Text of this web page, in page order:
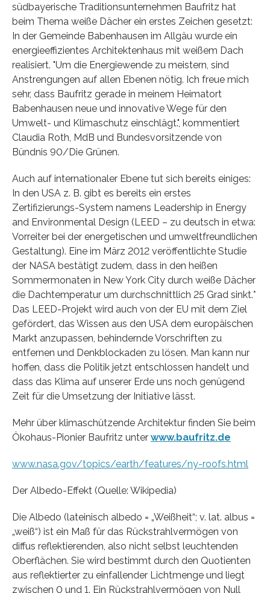
südbayerische Traditionsunternehmen Baufritz hat
beim Thema weiße Dächer ein erstes Zeichen gesetzt:
In der Gemeinde Babenhausen im Allgäu wurde ein
energieeffizientes Architektenhaus mit weißem Dach
realisiert. "Um die Energiewende zu meistern, sind
Anstrengungen auf allen Ebenen nötig. Ich freue mich
sehr, dass Baufritz gerade in meinem Heimatort
Babenhausen neue und innovative Wege für den
Umwelt- und Klimaschutz einschlägt.", kommentiert
Claudia Roth, MdB und Bundesvorsitzende von
Bündnis 90/Die Grünen.
Auch auf internationaler Ebene tut sich bereits einiges:
In den USA z. B. gibt es bereits ein erstes
Zertifizierungs-System namens Leadership in Energy
and Environmental Design (LEED – zu deutsch in etwa:
Vorreiter bei der energetischen und umweltfreundlichen
Gestaltung). Eine im März 2012 veröffentlichte Studie
der NASA bestätigt zudem, dass in den heißen
Sommermonaten in New York City durch weiße Dächer
die Dachtemperatur um durchschnittlich 25 Grad sinkt.*
Das LEED-Projekt wird auch von der EU mit dem Ziel
gefördert, das Wissen aus den USA dem europäischen
Markt anzupassen, behindernde Vorschriften zu
entfernen und Denkblockaden zu lösen. Man kann nur
hoffen, dass die Politik jetzt entschlossen handelt und
dass das Klima auf unserer Erde uns noch genügend
Zeit für die Umsetzung der Initiative lässt.
Mehr über klimaschützende Architektur finden Sie beim
Ökohaus-Pionier Baufritz unter www.baufritz.de
www.nasa.gov/topics/earth/features/ny-roofs.html
Der Albedo-Effekt (Quelle: Wikipedia)
Die Albedo (lateinisch albedo = „Weißheit“; v. lat. albus =
„weiß“) ist ein Maß für das Rückstrahlvermögen von
diffus reflektierenden, also nicht selbst leuchtenden
Oberflächen. Sie wird bestimmt durch den Quotienten
aus reflektierter zu einfallender Lichtmenge und liegt
zwischen 0 und 1. Ein Rückstrahlvermögen von Null